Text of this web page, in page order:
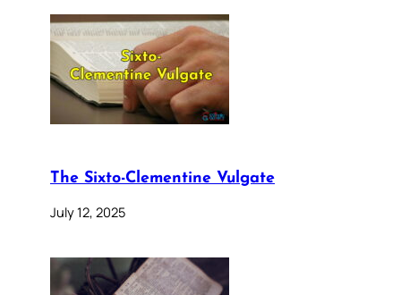
The Sixto-Clementine Vulgate
July 12, 2025